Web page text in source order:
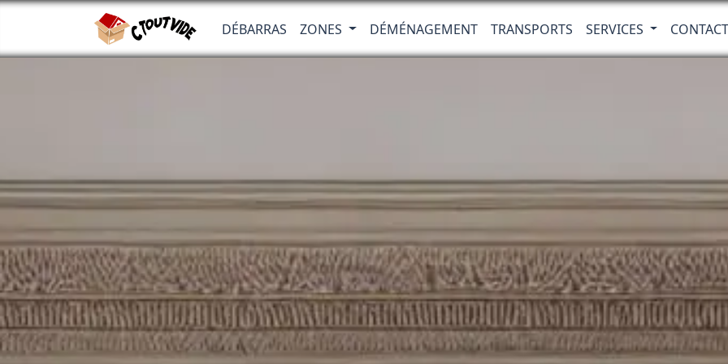
DÉBARRAS ZONES DÉMÉNAGEMENT TRANSPORTS SERVICES